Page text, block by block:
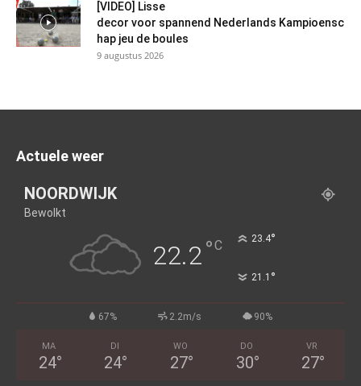
[VIDEO] Lisse
decor voor spannend Nederlands Kampioensc
hap jeu de boules
9 augustus 2026
Actuele weer
NOORDWIJK
Bewolkt
22.2°C 23.4°
21.1 °
67% 2.2m/s 90%
MA
24°
DI
24°
WO
27°
DO
30°
VR
27°